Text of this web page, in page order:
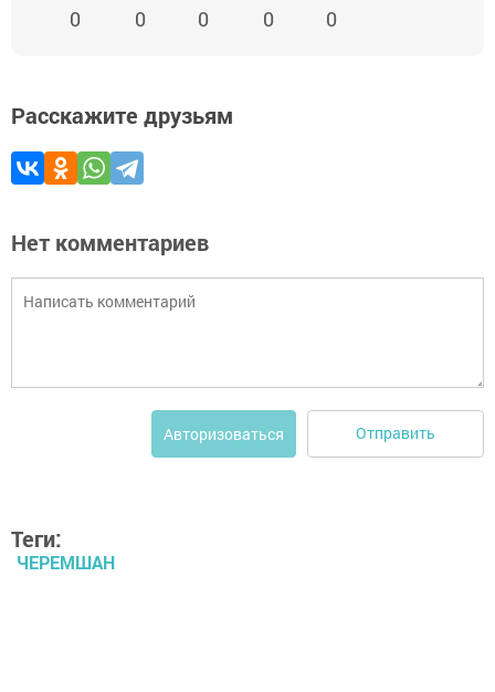
0 0 0 0 0
Расскажите друзьям
Нет комментариев
Авторизоваться Отправить
Теги:
ЧЕРЕМШАН